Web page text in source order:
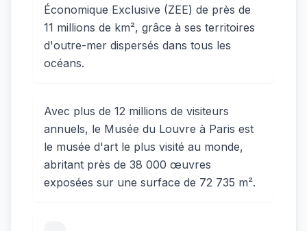
Économique Exclusive (ZEE) de près de
11 millions de km², grâce à ses territoires
d'outre-mer dispersés dans tous les
océans.
Avec plus de 12 millions de visiteurs
annuels, le Musée du Louvre à Paris est
le musée d'art le plus visité au monde,
abritant près de 38 000 œuvres
exposées sur une surface de 72 735 m².